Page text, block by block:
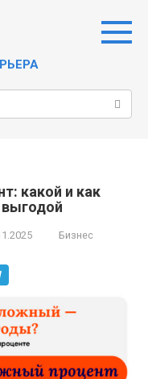
какой и как
Бизнес